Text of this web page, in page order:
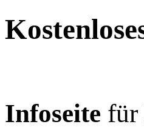
Infoseite für